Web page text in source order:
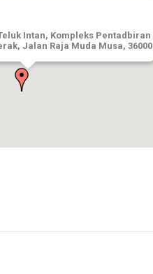
Intan, Kompleks Pentadbiran
Jalan Raja Muda Musa, 36000